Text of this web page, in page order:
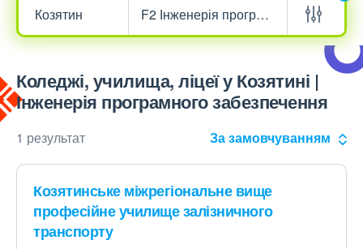
Коледжі, училища, ліцеї у Козятині |
Інженерія програмного забезпечення
1 результат За замовчуванням
Козятинське міжрегіональне вище
професійне училище залізничного
транспорту